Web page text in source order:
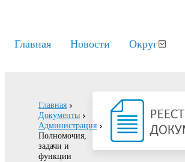
Главная Новости Округ
Главная
Документы
Администрация
Полномочия,
задачи и
функции